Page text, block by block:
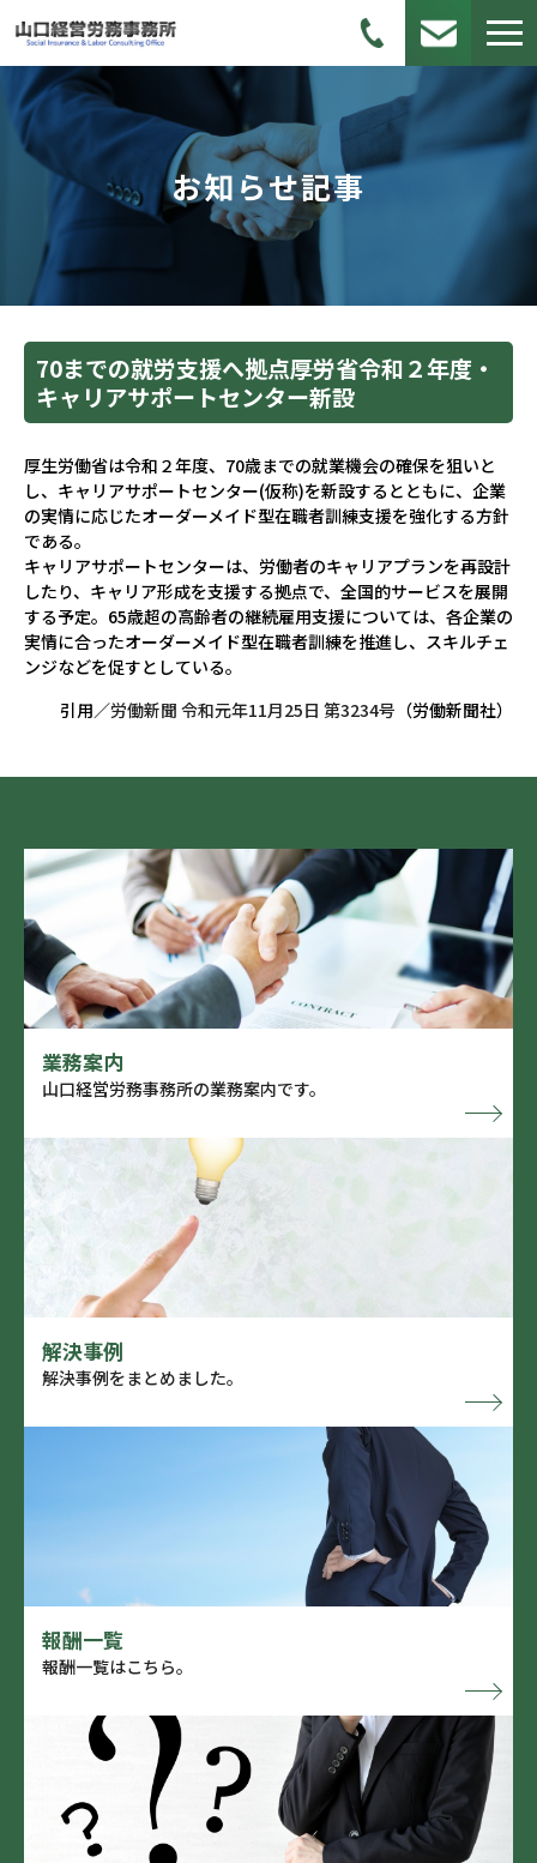
お知らせ記事
70までの就労支援へ拠点――厚労省令和２年度・
キャリアサポートセンター新設
厚生労働省は令和２年度、70歳までの就業機会の確保を狙いと
し、キャリアサポートセンター(仮称)を新設するとともに、企業
の実情に応じたオーダーメイド型在職者訓練支援を強化する方針
である。
キャリアサポートセンターは、労働者のキャリアプランを再設計
したり、キャリア形成を支援する拠点で、全国的サービスを展開
する予定。65歳超の高齢者の継続雇用支援については、各企業の
実情に合ったオーダーメイド型在職者訓練を推進し、スキルチェ
ンジなどを促すとしている。
引用／労働新聞 令和元年11月25日 第3234号 （労働新聞社）
業務案内
山口経営労務事務所の業務案内です。
解決事例
解決事例をまとめました。
報酬一覧
報酬一覧はこちら。